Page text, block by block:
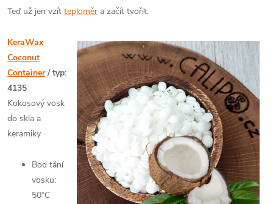
Teď už jen vzít teploměr a začít tvořit.
KeraWax
Coconut
Container/ typ:
4135
Kokosový vosk
do skla a
keramiky
Bod tání
vosku:
50°C